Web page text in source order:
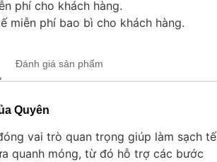
phí cho khách hàng.
miễn phí bao bì cho khách hàng.
Đánh giá sản phẩm
Quyên
vai trò quan trọng giúp làm sạch tế
quanh móng, từ đó hỗ trợ các bước